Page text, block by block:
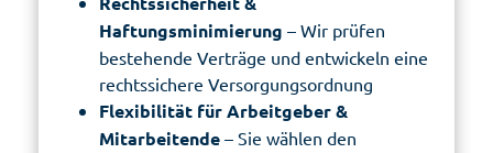
Haftungsminimierung – Wir prüfen
bestehende Verträge und entwickeln eine
rechtssichere Versorgungsordnung
Flexibilität für Arbeitgeber &
Mitarbeitende – Sie wählen den